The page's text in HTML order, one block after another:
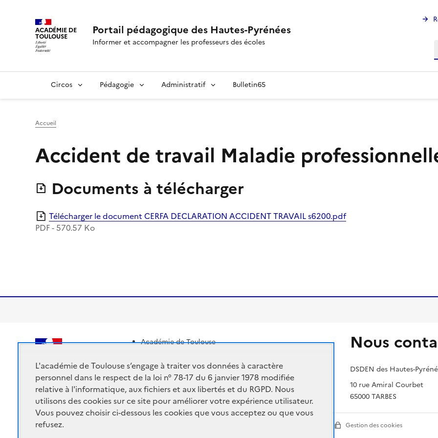
ACADÉMIE DE
TOULOUSE Portail pédagogique des Hautes-Pyrénées
Informer et accompagner les professeurs des écoles
Circos Pédagogie Administratif Bulletin65
Accueil
Accident de travail Maladie
Documents à télécharger
Télécharger le document CERFA DECLARATION ACCIDENT TRAVAIL s6200.pdf
PDF - 570.57 Ko
TOULOUSE
Académie de Toulouse
Ministère de l'enseignement supérieur et de la recherche
Portail Pédagogique Académique
Nous
DSDEN des Hautes-
10 rue Amiral Courbet
65000 TARBES
Accessibilité : non conforme Gestion des cookies
L'académie de Toulouse s’engage à traiter vos données à caractère
personnel dans le respect de la loi n° 78-17 du 6 janvier 1978 modifiée
relative à l'informatique, aux fichiers et aux libertés et du RGPD. Nous
utilisons des cookies sur ce site pour améliorer votre expérience utilisateur.
Vous pouvez choisir ci-dessous les cookies que vous acceptez ou que vous
refusez.